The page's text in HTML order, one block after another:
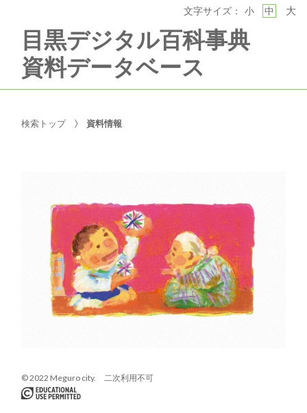
目黒デジタル百科事典
資料データベース
文字サイズ： 小 中 大
検索トップ 資料情報
© 2022 Meguro city. 二次利用不可